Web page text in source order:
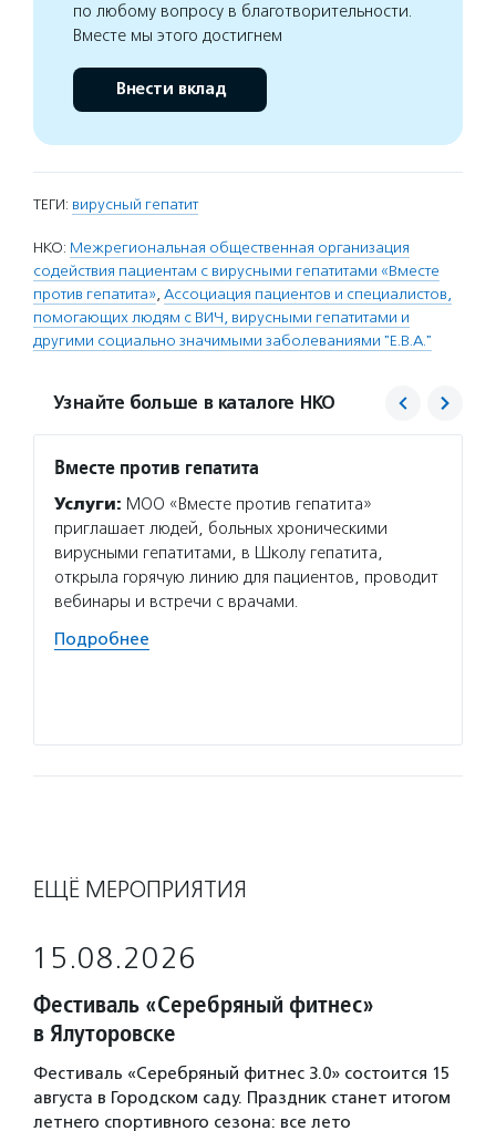
по любому вопросу в благотворительности.
Вместе мы этого достигнем
Внести вклад
ТЕГИ: вирусный гепатит
НКО: Межрегиональная общественная организация
содействия пациентам с вирусными гепатитами «Вместе
против гепатита», Ассоциация пациентов и специалистов,
помогающих людям с ВИЧ, вирусными гепатитами и
другими социально значимыми заболеваниями "Е.В.А."
Узнайте больше в каталоге НКО
Вместе против гепатита
Услуги: МОО «Вместе против гепатита»
приглашает людей, больных хроническими
вирусными гепатитами, в Школу гепатита,
открыла горячую линию для пациентов, проводит
вебинары и встречи с врачами.
Подробнее
ЕЩЁ МЕРОПРИЯТИЯ
15.08.2026
Фестиваль «Серебряный фитнес»
в Ялуторовске
Фестиваль «Серебряный фитнес 3.0» состоится 15
августа в Городском саду. Праздник станет итогом
летнего спортивного сезона: все лето